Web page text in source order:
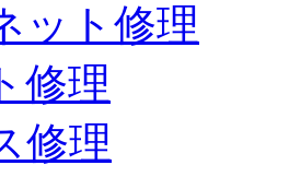
ット修理
修理
修理